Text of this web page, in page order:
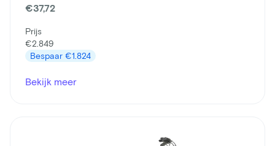
€37,72
Prijs
€2.849
Bespaar €1.824
Bekijk meer